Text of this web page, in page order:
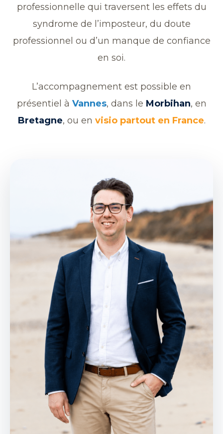
professionnelle qui traversent les effets du
syndrome de l’imposteur, du doute
professionnel ou d’un manque de confiance
en soi.
L’accompagnement est possible en
présentiel à Vannes, dans le Morbihan, en
Bretagne, ou en visio partout en France.